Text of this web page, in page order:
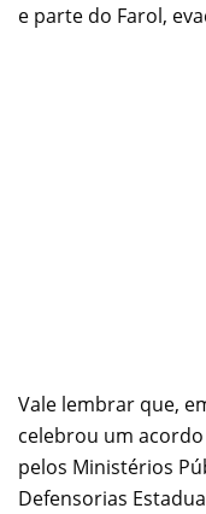
e parte do Farol,
Vale lembrar que,
celebrou um
pelos Ministérios
Defensorias